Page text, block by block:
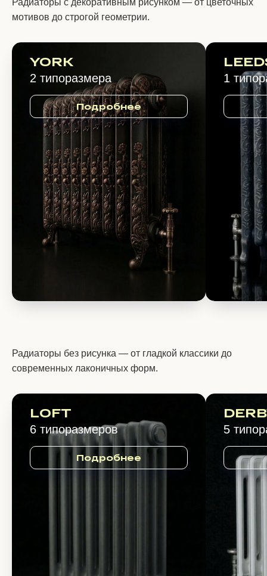
Радиаторы с декоративным рисунком — от цветочных
мотивов до строгой геометрии.
YORK
2 типоразмера
Подробнее
1
Радиаторы без рисунка — от гладкой классики до
современных лаконичных форм.
LOFT
6 типоразмеров
Подробнее
5